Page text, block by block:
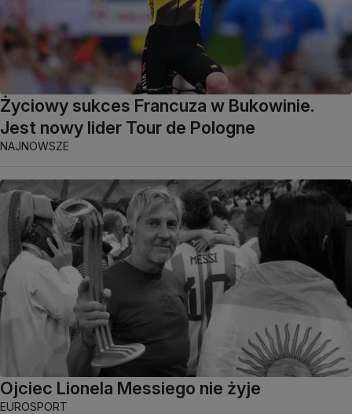
Życiowy sukces Francuza w Bukowinie.
Jest nowy lider Tour de Pologne
NAJNOWSZE
Ojciec Lionela Messiego nie żyje
EUROSPORT